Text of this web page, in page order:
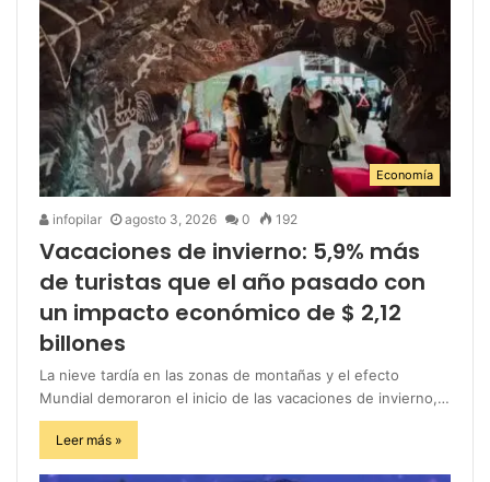
Economía
infopilar agosto 3, 2026 0 192
Vacaciones de invierno: 5,9% más
de turistas que el año pasado con
un impacto económico de $ 2,12
billones
La nieve tardía en las zonas de montañas y el efecto
Mundial demoraron el inicio de las vacaciones de invierno,…
Leer más »